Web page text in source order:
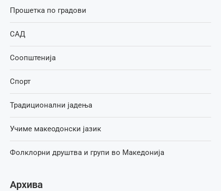
Прошетка по градови
САД
Соопштенија
Спорт
Традиционални јадења
Учиме макеодонски јазик
Фолклорни друштва и групи во Македонија
Архива